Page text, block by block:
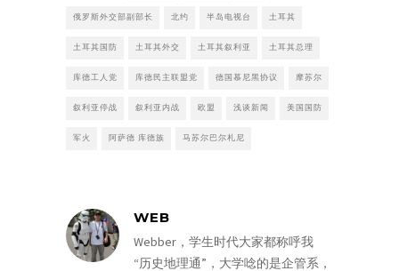
俄罗斯外交部副部长 北约 半岛电视台 土耳其
土耳其国防 土耳其外交 土耳其叙利亚 土耳其总理
库德工人党 库德民主联盟党 德国慕尼黑协议 摩苏尔
叙利亚停战 叙利亚内战 欧盟 浅谈新闻 美国国防
军火 阿萨德 库德族 马苏尔巴尔札尼
WEB
Webber，学生时代大家都称呼我
“历史地理通”，大学唸的是企管系，